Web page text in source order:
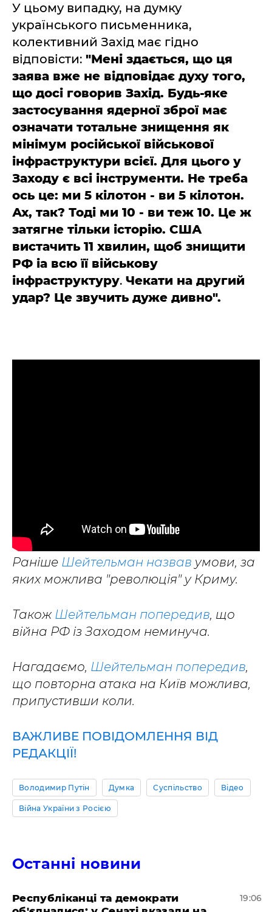
У цьому випадку, на думку
українського письменника,
колективний Захід має гідно
відповісти: "Мені здається, що ця
заява вже не відповідає духу того,
що досі говорив Захід. Будь-яке
застосування ядерної зброї має
означати тотальне знищення як
мінімум російської військової
інфраструктури всієї. Для цього у
Заходу є всі інструменти. Не треба
ось це: ми 5 кілотон - ви 5 кілотон.
Ах, так? Тоді ми 10 - ви теж 10. Це ж
затягне тільки історію. США
вистачить 11 хвилин, щоб знищити
РФ іа всю її військову
інфраструктуру. Чекати на другий
удар? Це звучить дуже дивно".
Раніше Шейтельман назвав умови, за
яких можлива "революція" у Криму.
Також Шейтельман попередив, що
війна РФ із Заходом неминуча.
Нагадаємо, Шейтельман попередив,
що повторна атака на Київ можлива,
припустивши коли.
ВАЖЛИВЕ ПОВІДОМЛЕННЯ ВІД
РЕДАКЦІЇ!
Володимир Путін Думка Суспільство Відео
Війна України з Росією
Останні новини
Республіканці та демократи
19:06